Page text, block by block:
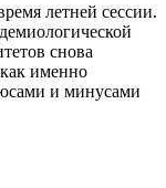
летней сессии.
снова
именно
и минусами